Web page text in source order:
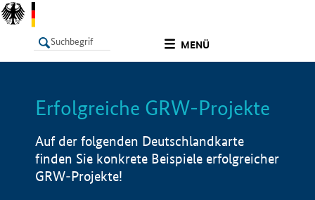
MENÜ
LISTE Info
Erfolgreiche GRW-Projekte
Auf der folgenden Deutschlandkarte
finden Sie konkrete Beispiele erfolgreicher
GRW-Projekte!